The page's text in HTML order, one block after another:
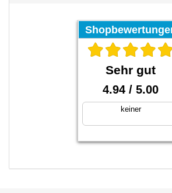
Sehr gut
4.94 / 5.00
keiner